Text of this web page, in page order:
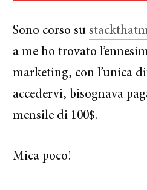
Sono corso su
a me ho trovato
marketing, con l’unica
accedervi, bisognava
mensile di 100$.
Mica poco!